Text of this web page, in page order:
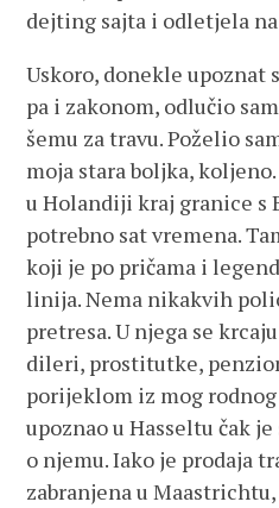
dejting sajta i odletjela
Uskoro, donekle upoznat
pa i zakonom, odlučio
šemu za travu. Poželio
moja stara boljka,
u Holandiji kraj granice s
potrebno sat vremena.
koji je po pričama i
linija. Nema nikakvih
pretresa. U njega se
dileri, prostitutke,
porijeklom iz mog rodnog
upoznao u Hasseltu čak
o njemu. Iako je prodaja
zabranjena u